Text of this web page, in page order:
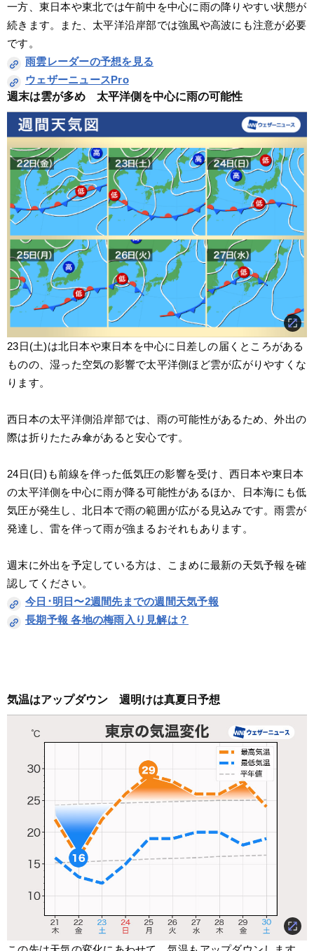
一方、東日本や東北では午前中を中心に雨の降りやすい状態が
続きます。また、太平洋沿岸部では強風や高波にも注意が必要
です。
雨雲レーダーの予想を見る
ウェザーニュースPro
週末は雲が多め　太平洋側を中心に雨の可能性
23日(土)は北日本や東日本を中心に日差しの届くところがある
ものの、湿った空気の影響で太平洋側ほど雲が広がりやすくな
ります。
西日本の太平洋側沿岸部では、雨の可能性があるため、外出の
際は折りたたみ傘があると安心です。
24日(日)も前線を伴った低気圧の影響を受け、西日本や東日本
の太平洋側を中心に雨が降る可能性があるほか、日本海にも低
気圧が発生し、北日本で雨の範囲が広がる見込みです。雨雲が
発達し、雷を伴って雨が強まるおそれもあります。
週末に外出を予定している方は、こまめに最新の天気予報を確
認してください。
今日･明日〜2週間先までの週間天気予報
長期予報 各地の梅雨入り見解は？
気温はアップダウン　週明けは真夏日予想